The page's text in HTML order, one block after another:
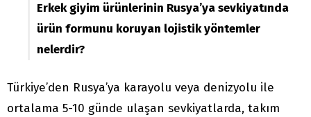
Erkek giyim ürünlerinin Rusya’ya sevkiyatında
ürün formunu koruyan lojistik yöntemler
nelerdir?
Türkiye’den Rusya’ya karayolu veya denizyolu ile
ortalama 5-10 günde ulaşan sevkiyatlarda, takım